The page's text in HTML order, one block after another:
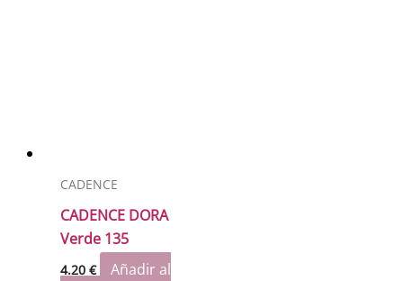
CADENCE
CADENCE DORA
Verde 135
4.20€
Añadir al